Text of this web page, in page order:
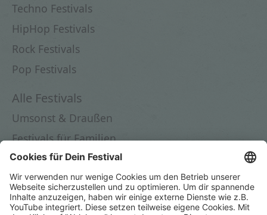
Techno Festivals
HipHop Festivals
Rock Festivals
Pop Festivals
Alle Festivals
Umsonst & Draußen
Festivals für Familien
Festivals in Deutschland
Festivals 2026
Dein Festival